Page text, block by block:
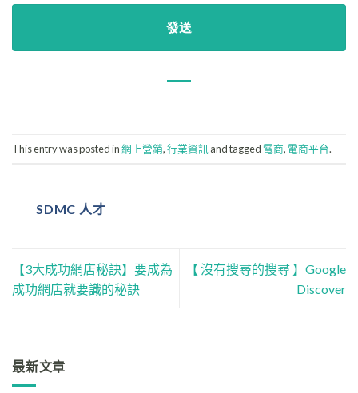
This entry was posted in網上營銷,行業資訊 and tagged電商,電商平台.
SDMC 人才
【3大成功網店秘訣】要成為
成功網店就要識的秘訣
【 沒有搜尋的搜尋 】Google
Discover
最新文章